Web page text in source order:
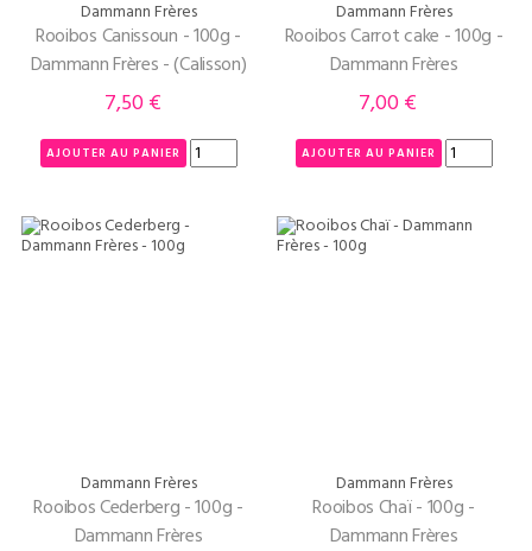
Dammann Frères
Rooibos Canissoun - 100g -
Dammann Frères - (Calisson)
Prix
7,50 €
AJOUTER AU PANIER
Dammann Frères
Rooibos Carrot cake - 100g -
Dammann Frères
Prix
7,00 €
AJOUTER AU PANIER
Dammann Frères
Rooibos Cederberg - 100g -
Dammann Frères
Dammann Frères
Rooibos Chaï - 100g -
Dammann Frères